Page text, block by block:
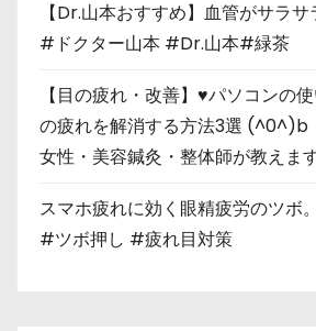
【Dr.山本おすすめ】血管がサラ
#ドクター山本 #Dr.山本#緑茶
【目の疲れ・改善】♥パソコンの
の疲れを解消する方法3選 (^0^)b
女性・美容鍼灸・整体師が教えます
スマホ疲れに効く眼精疲労のツボ
#ツボ押し #疲れ目対策